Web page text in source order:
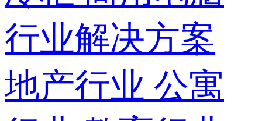
行业解决方案
地产行业 公寓